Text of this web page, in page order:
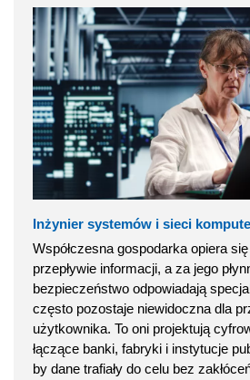
Inżynier systemów i sieci
Współczesna gospodarka opiera
przepływie informacji, a za jego
bezpieczeństwo odpowiadają
często pozostaje niewidoczna dla
użytkownika. To oni projektują
łączące banki, fabryki i instytucje
by dane trafiały do celu bez